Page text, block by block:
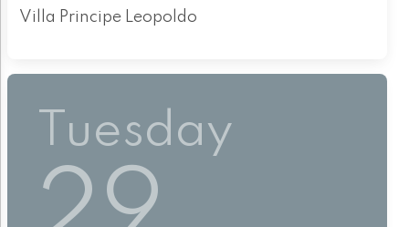
Villa Principe Leopoldo
Tuesday